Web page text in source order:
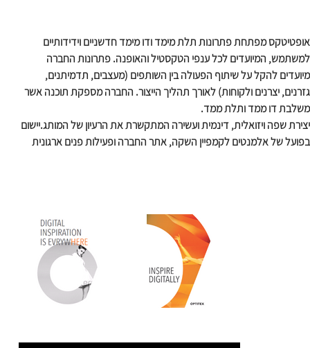
אופטיטקס מפתחת פתרונות תלת מימד ודו מימד חדשניים וידידותיים
למשתמש, המיועדים לכל ענפי הטקסטיל והאופנה. פתרונות החברה
מיועדים להקל על שיתוף הפעולה בין השותפים (מעצבים, תדמיתנים,
גזרנים, יצרנים ולקוחות) לאורך תהליך הייצור. החברה מספקת תוכנה אשר
משלבת דו ממד ותלת ממד.
יצירת שפה ויזואלית, דינמית ועשירה המתקשרת את הרעיון של המותג.יישום
בפועל של אלמנטים לקמפיין השקה, אתר החברה ופעילות פנים ארגונית